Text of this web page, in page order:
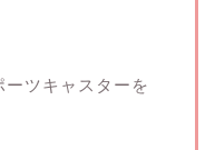
ーツキャスターを